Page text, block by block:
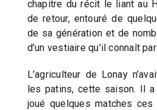
chapitre du récit le liant au
de retour, entouré de
de sa génération et de
d’un vestiaire qu’il connaît
L’agriculteur de Lonay
les patins, cette saison. Il a
joué quelques matches